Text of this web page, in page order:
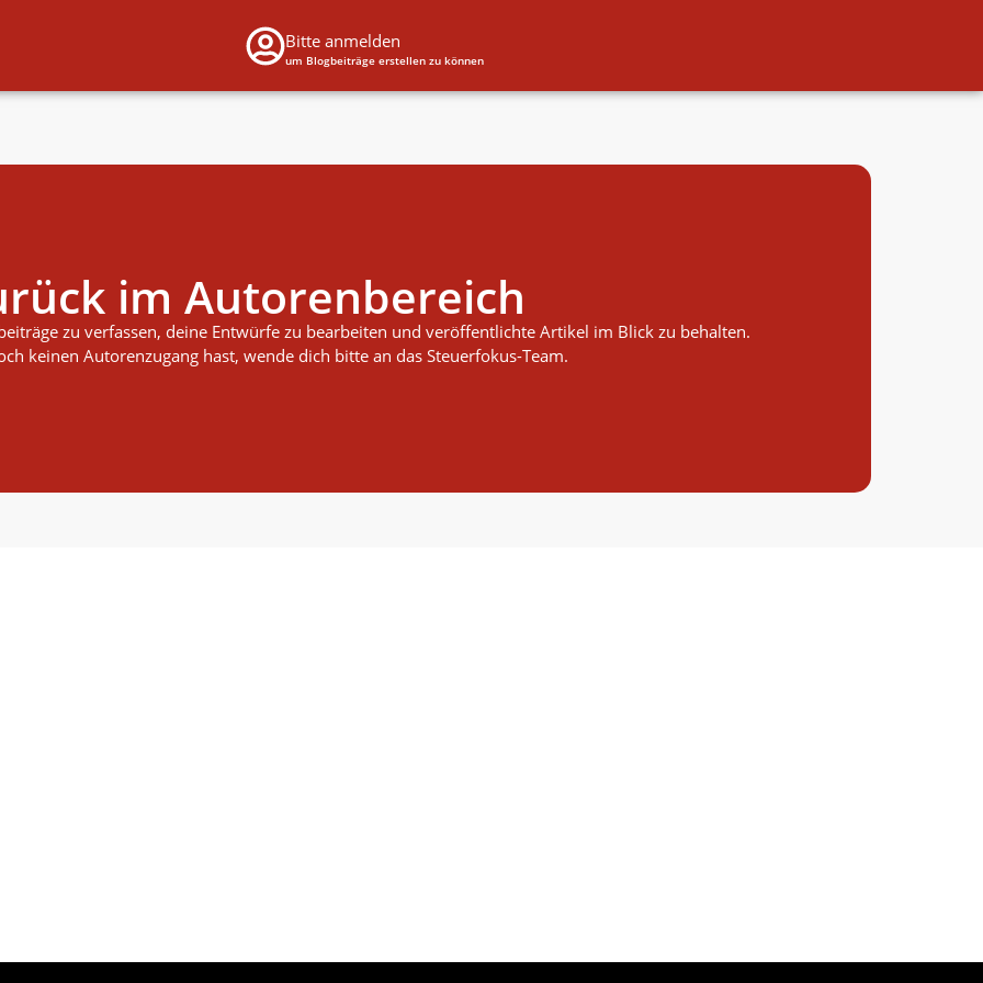
Bitte anmelden
um Blogbeiträge erstellen zu können
im Autorenbereich
zu verfassen, deine Entwürfe zu bearbeiten und veröffentlichte Artikel im Blick zu behalten.
keinen Autorenzugang hast, wende dich bitte an das Steuerfokus-Team.